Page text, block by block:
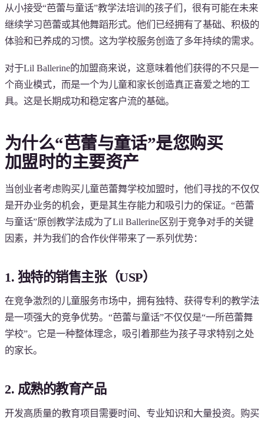
从小接受“芭蕾与童话”教学法培训的孩子们，很有可能在未来
继续学习芭蕾或其他舞蹈形式。他们已经拥有了基础、积极的
体验和已养成的习惯。这为学校服务创造了多年持续的需求。
对于Lil Ballerine的加盟商来说，这意味着他们获得的不只是一
个商业模式，而是一个为儿童和家长创造真正喜爱之地的工
具。这是长期成功和稳定客户流的基础。
为什么“芭蕾与童话”是您购买
加盟时的主要资产
当创业者考虑购买儿童芭蕾舞学校加盟时，他们寻找的不仅仅
是开办业务的机会，更是其生存能力和吸引力的保证。“芭蕾
与童话”原创教学法成为了Lil Ballerine区别于竞争对手的关键
因素，并为我们的合作伙伴带来了一系列优势：
1. 独特的销售主张（USP）
在竞争激烈的儿童服务市场中，拥有独特、获得专利的教学法
是一项强大的竞争优势。“芭蕾与童话”不仅仅是“一所芭蕾舞
学校”。它是一种整体理念，吸引着那些为孩子寻求特别之处
的家长。
2. 成熟的教育产品
开发高质量的教育项目需要时间、专业知识和大量投资。购买